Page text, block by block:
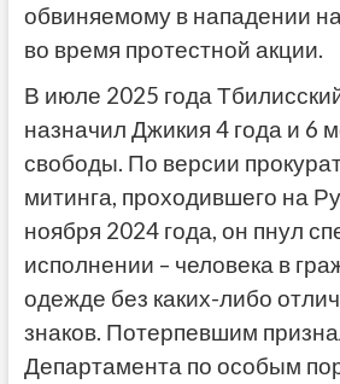
обвиняемому в нападении
во время протестной акции.
В июле 2025 года
назначил Джикия 4 года и 6
свободы. По версии
митинга, проходившего на
ноября 2024 года, он пнул
исполнении – человека в
одежде без каких-либо
знаков. Потерпевшим
Департамента по особым